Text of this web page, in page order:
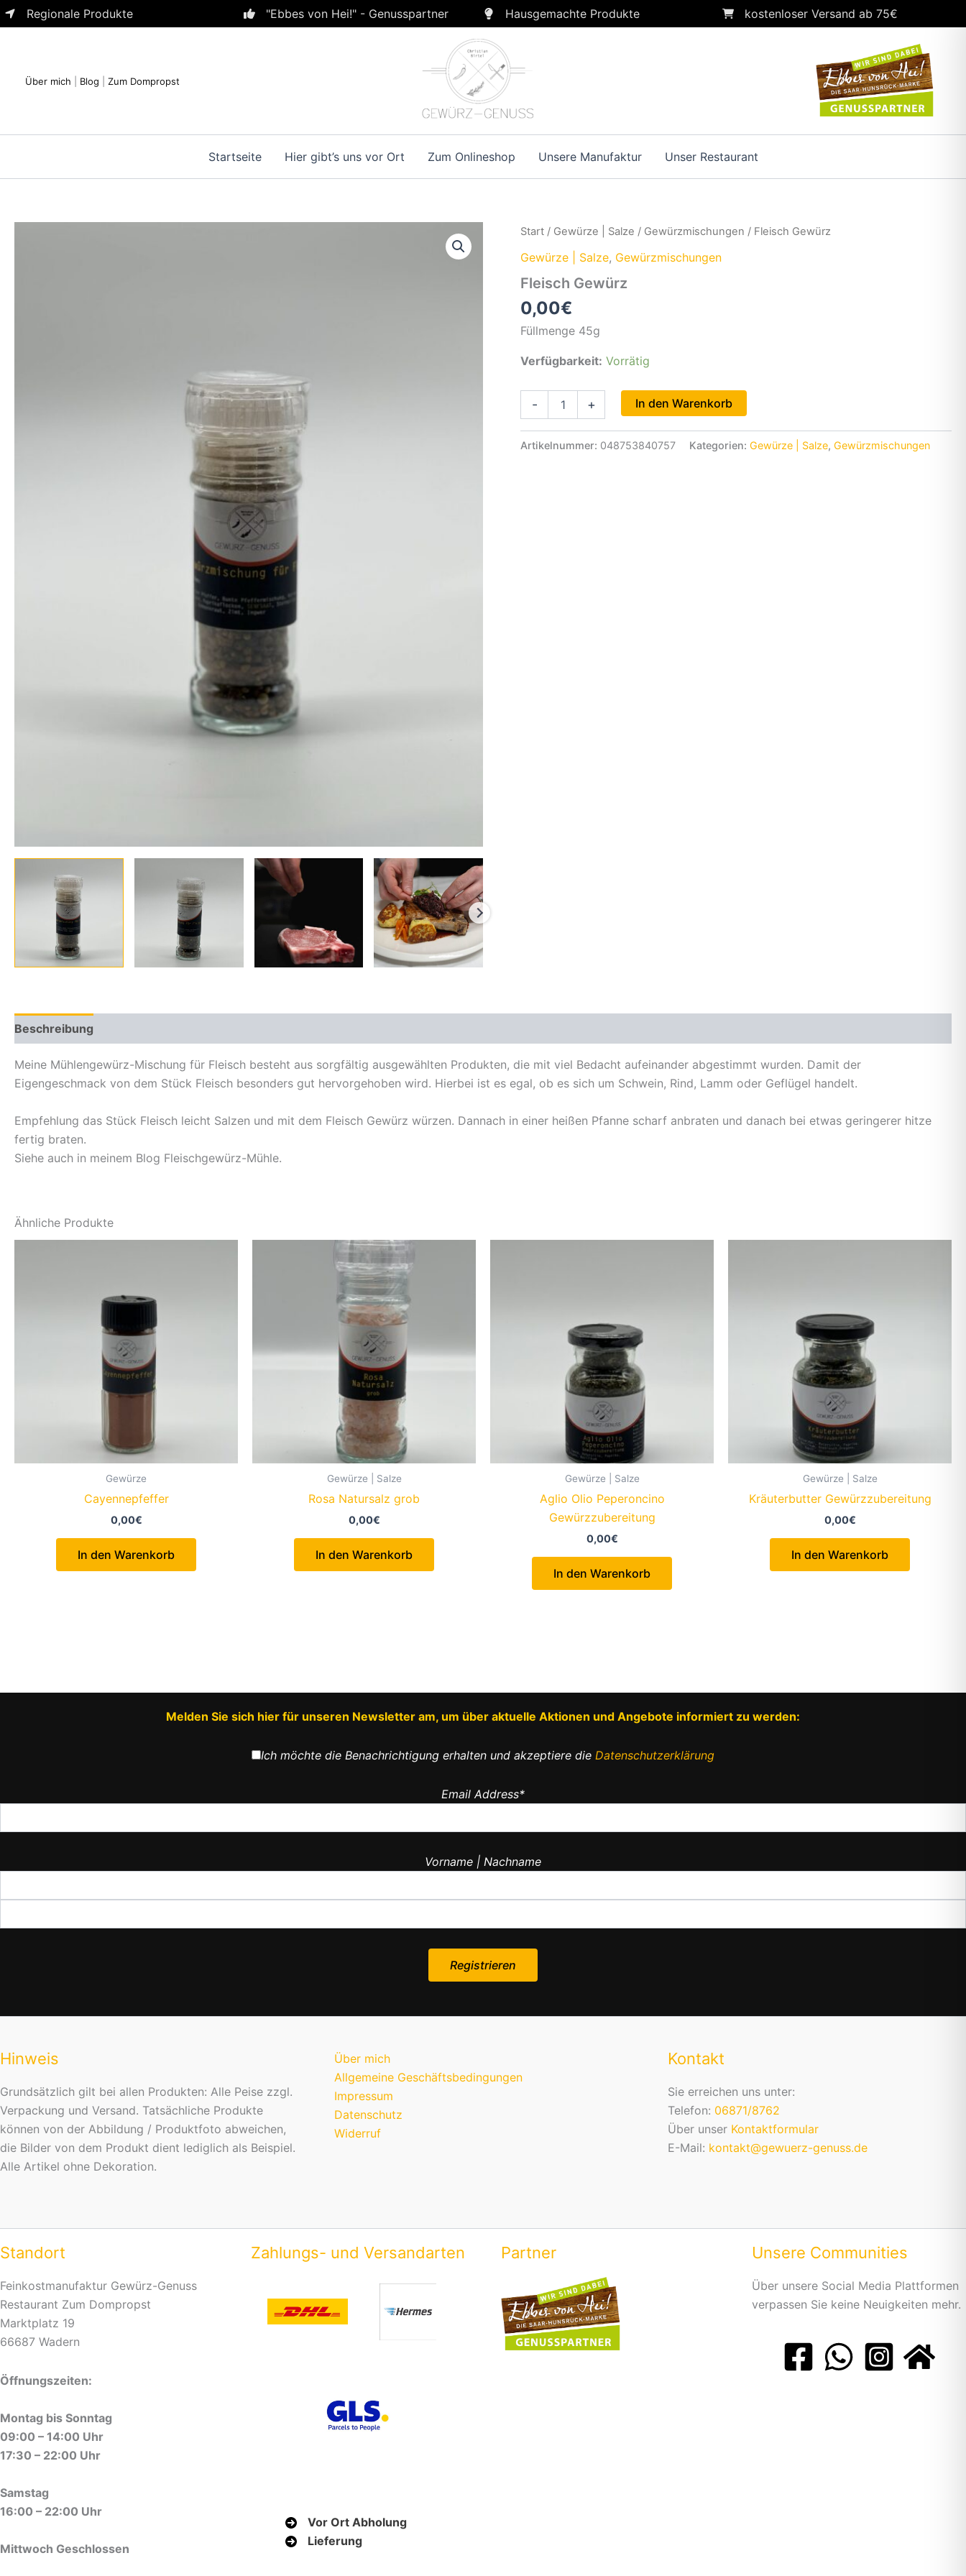
Zum
Inhalt
Regionale Produkte "Ebbes von Hei!" - Genusspartner Hausgemachte Produkte kostenloser Versand ab 75€
Über mich Blog Zum Dompropst
Startseite Hier gibt’s uns vor Ort Zum Onlineshop Unsere Manufaktur Unser Restaurant
Start / Gewürze | Salze / Gewürzmischungen / Fleisch Gewürz
Gewürze | Salze, Gewürzmischungen
Fleisch Gewürz
0,00€
Füllmenge 45g
Verfügbarkeit: Vorrätig
- + In den Warenkorb
Artikelnummer: 048753840757 Kategorien:Gewürze | Salze,Gewürzmischungen
Beschreibung
Meine Mühlengewürz-Mischung für Fleisch besteht aus sorgfältig ausgewählten Produkten, die mit viel Bedacht aufeinander abgestimmt wurden. Damit der
Eigengeschmack von dem Stück Fleisch besonders gut hervorgehoben wird. Hierbei ist es egal, ob es sich um Schwein, Rind, Lamm oder Geflügel handelt.
Empfehlung das Stück Fleisch leicht Salzen und mit dem Fleisch Gewürz würzen. Dannach in einer heißen Pfanne scharf anbraten und danach bei etwas geringerer hitze
fertig braten.
Siehe auch in meinem Blog Fleischgewürz-Mühle.
Ähnliche Produkte
Gewürze
Cayennepfeffer
0,00€
In den Warenkorb
Gewürze | Salze
Rosa Natursalz grob
0,00€
In den Warenkorb
Gewürze | Salze
Aglio Olio Peperoncino
Gewürzzubereitung
0,00€
In den Warenkorb
Gewürze | Salze
Kräuterbutter Gewürzzubereitung
0,00€
In den Warenkorb
Melden Sie sich hier für unseren Newsletter am, um über aktuelle Aktionen und Angebote informiert zu werden:
Ich möchte die Benachrichtigung erhalten und akzeptiere die Datenschutzerklärung
Email Address*
Vorname | Nachname
Hinweis
Grundsätzlich gilt bei allen Produkten: Alle Peise zzgl.
Verpackung und Versand. Tatsächliche Produkte
können von der Abbildung / Produktfoto abweichen,
die Bilder von dem Produkt dient lediglich als Beispiel.
Alle Artikel ohne Dekoration.
Über mich
Allgemeine Geschäftsbedingungen
Impressum
Datenschutz
Widerruf
Kontakt
Sie erreichen uns unter:
Telefon: 06871/8762
Über unser Kontaktformular
E-Mail: kontakt@gewuerz-genuss.de
Standort
Feinkostmanufaktur Gewürz-Genuss
Restaurant Zum Dompropst
Marktplatz 19
66687 Wadern
Öffnungszeiten:
Montag bis Sonntag
09:00 – 14:00 Uhr
17:30 – 22:00 Uhr
Samstag
16:00 – 22:00 Uhr
Mittwoch Geschlossen
Zahlungs- und Versandarten
Vor Ort Abholung
Lieferung
Partner Unsere Communities
Über unsere Social Media Plattformen
verpassen Sie keine Neuigkeiten mehr.